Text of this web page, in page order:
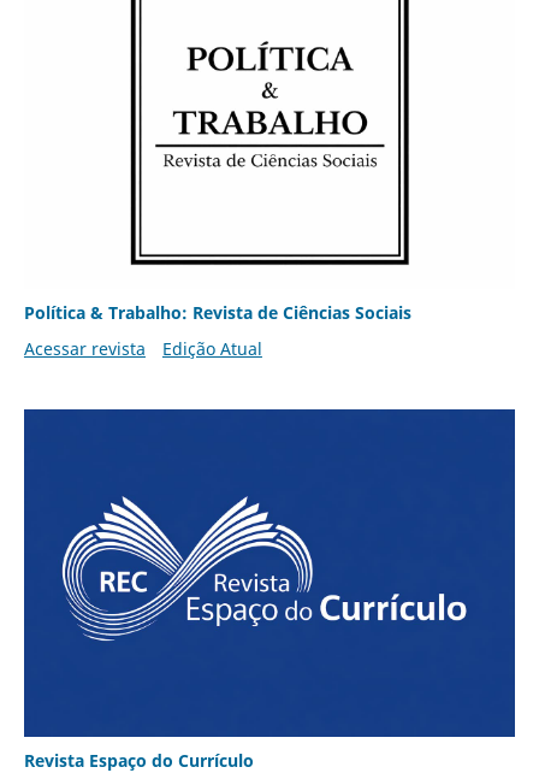
Política & Trabalho: Revista de Ciências Sociais
Acessar revista
Edição Atual
Revista Espaço do Currículo